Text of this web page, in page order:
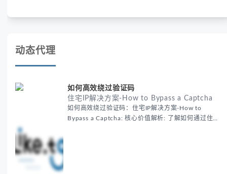
账号安全。
动态代理
如何高效绕过验证码
住宅IP解决方案-How to Bypass a Captcha
如何高效绕过验证码：住宅IP解决方案-How to
Bypass a Captcha: 核心价值解析: 了解如何通过住宅